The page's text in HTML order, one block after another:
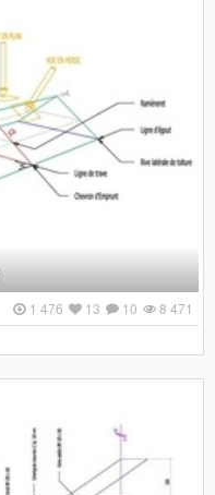
8 471
10
13
1 476